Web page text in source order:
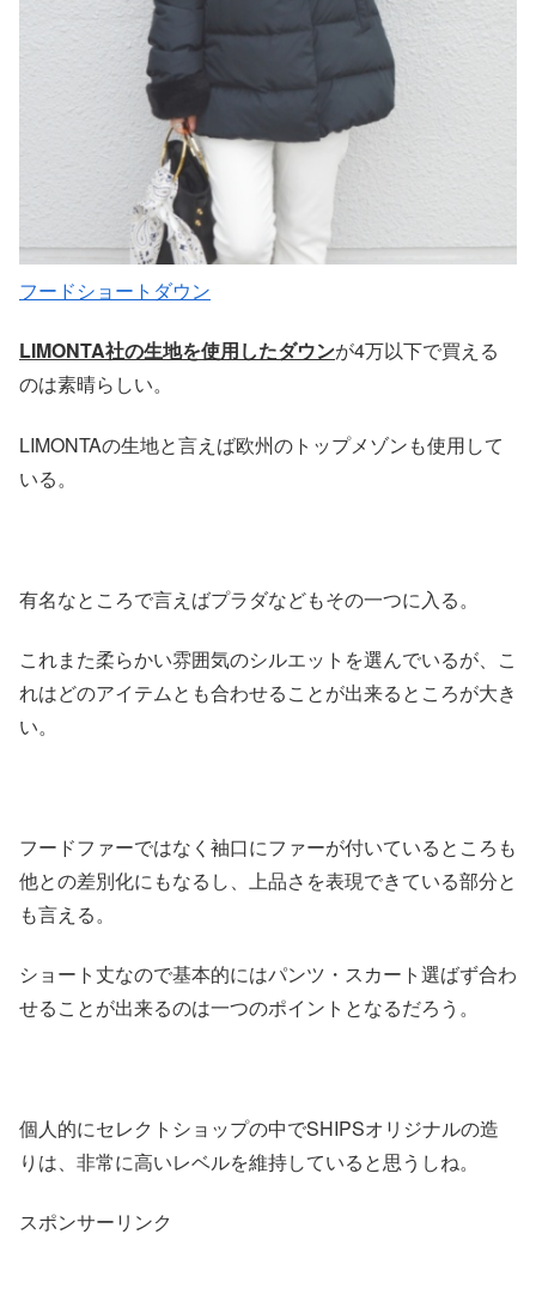
フードショートダウン
LIMONTA社の生地を使用したダウンが4万以下で買える
のは素晴らしい。
LIMONTAの生地と言えば欧州のトップメゾンも使用して
いる。
有名なところで言えばプラダなどもその一つに入る。
これまた柔らかい雰囲気のシルエットを選んでいるが、こ
れはどのアイテムとも合わせることが出来るところが大き
い。
フードファーではなく袖口にファーが付いているところも
他との差別化にもなるし、上品さを表現できている部分と
も言える。
ショート丈なので基本的にはパンツ・スカート選ばず合わ
せることが出来るのは一つのポイントとなるだろう。
個人的にセレクトショップの中でSHIPSオリジナルの造
りは、非常に高いレベルを維持していると思うしね。
スポンサーリンク